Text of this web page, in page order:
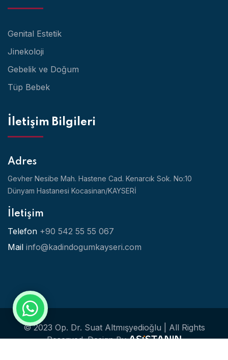
Genital Estetik
Jinekoloji
Gebelik ve Doğum
Tüp Bebek
İletişim Bilgileri
Adres
Gevher Nesibe Mah. Hastene Cad. Kenarcık Sok. No:10
Dünyam Hastanesi Kocasinan/KAYSERİ
İletişim
Telefon +90 542 55 55 067
Mail info@kadindogumkayseri.com
© 2023 Op. Dr. Suat Altmışyedioğlu | All Rights
Reserved.Design By